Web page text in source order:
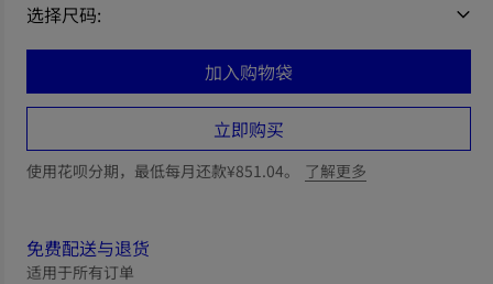
选择尺码:
加入购物袋
立即购买
使用花呗分期，最低每月还款¥851.04。 了解更多
免费配送与退货
适用于所有订单